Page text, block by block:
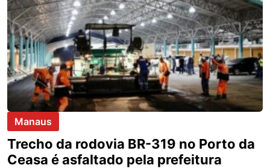
Manaus
Trecho da rodovia BR-319 no Porto da
Ceasa é asfaltado pela prefeitura